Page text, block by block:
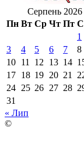
Серпень 2026
Пн Вт Ср Чт Пт
1
3
4 5 6 7 8
10 11 12 13 14
17 18 19 20 21
24 25 26 27 28
31
« Лип
©